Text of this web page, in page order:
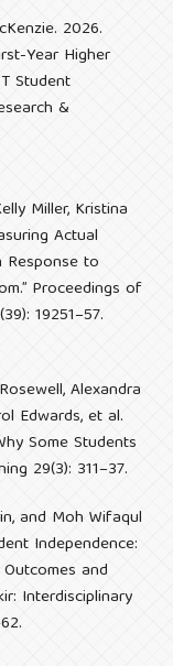
2026.
Year Higher
Student
&
Miller, Kristina
Actual
Response to
Proceedings of
19251–57.
Alexandra
Edwards, et al.
Some Students
29(3): 311–37.
and Moh Wifaqul
Independence:
and
Interdisciplinary